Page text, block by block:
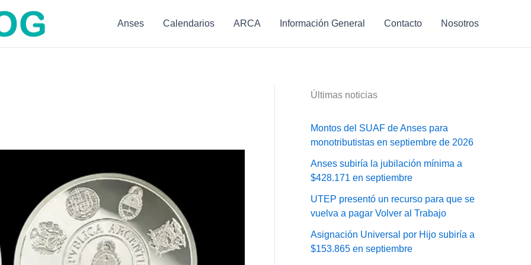
Anses Calendarios ARCA Información General Contacto Nosotros
Últimas noticias
Montos del SUAF de Anses para
monotributistas en septiembre de 2026
Anses subiría la jubilación mínima a
$428.171 en septiembre
UTEP presentó un recurso para que se
vuelva a pagar Volver al Trabajo
Asignación Universal por Hijo subiría a
$153.865 en septiembre